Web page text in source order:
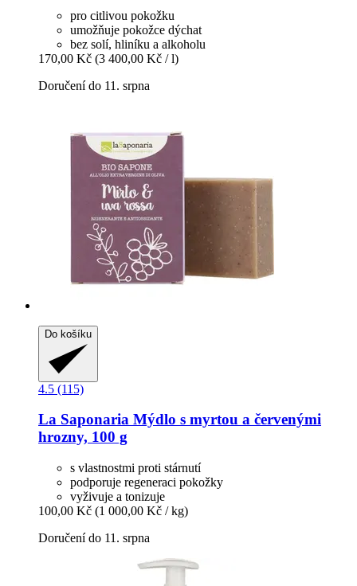
pro citlivou pokožku
umožňuje pokožce dýchat
bez solí, hliníku a alkoholu
170,00 Kč (3 400,00 Kč / l)
Doručení do 11. srpna
Do košíku
4.5 (115)
La Saponaria Mýdlo s myrtou a červenými
hrozny, 100 g
s vlastnostmi proti stárnutí
podporuje regeneraci pokožky
vyživuje a tonizuje
100,00 Kč (1 000,00 Kč / kg)
Doručení do 11. srpna